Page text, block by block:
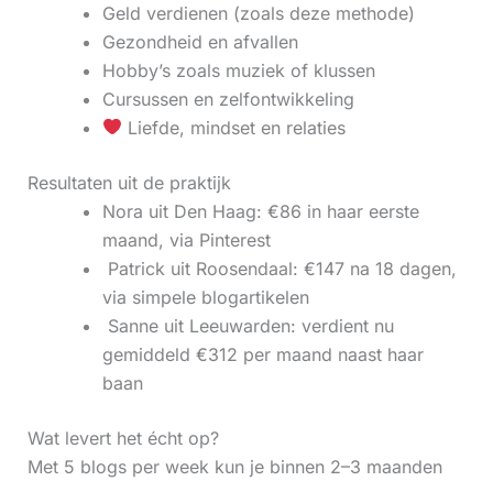
Geld verdienen (zoals deze methode)
Gezondheid en afvallen
Hobby’s zoals muziek of klussen
Cursussen en zelfontwikkeling
Liefde, mindset en relaties
Resultaten uit de praktijk
Nora uit Den Haag: €86 in haar eerste
maand, via Pinterest
‍ Patrick uit Roosendaal: €147 na 18 dagen,
via simpele blogartikelen
‍ Sanne uit Leeuwarden: verdient nu
gemiddeld €312 per maand naast haar
baan
Wat levert het écht op?
Met 5 blogs per week kun je binnen 2–3 maanden